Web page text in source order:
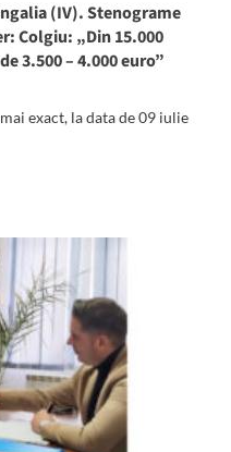
(IV). Stenograme
Colgiu: „Din 15.000
3.500 – 4.000 euro”
exact, la data de 09 iulie